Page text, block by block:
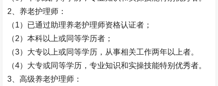
2 、养老护理师：
（1）已通过助理养老护理师资格认证者；
（2）本科以上或同等学历者；
（3）大专以上或同等学历，从事相关工作两年以上者。
（4）大专或同等学历，专业知识和实操技能特别优秀者。
3 、高级养老护理师：